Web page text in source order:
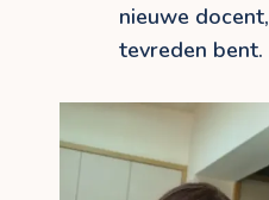
nieuwe
tevreden bent.